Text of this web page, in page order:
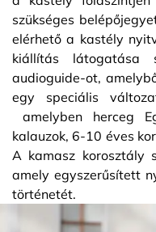
szükséges
elérhető a kastély
kiállítás látogatása
audioguide-ot,
egy speciális
amelyben herceg
kalauzok, 6-10 éves
A kamasz korosztály
amely egyszerűsített
történetét.